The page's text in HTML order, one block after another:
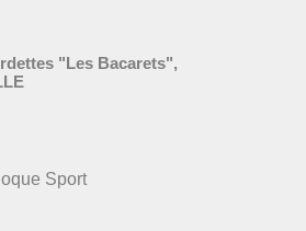
"Les Bacarets",
Sport